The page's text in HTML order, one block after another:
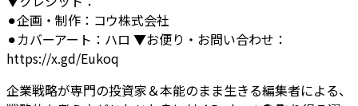
⚫︎企画・制作：コウ株式会社
⚫︎カバーアート：ハロ ▼お便り・お問い合わせ：
https://x.gd/Eukoq
企業戦略が専門の投資家＆本能のまま生きる編集者による、